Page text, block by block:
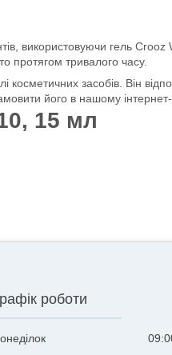
використовуючи гель
протягом тривалого часу.
засобів. Він
його в нашому
15 мл
роботи